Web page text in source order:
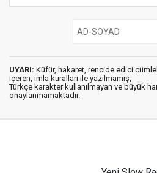
UYARI: Küfür, hakaret, rencide edici
içeren, imla kuralları ile yazılmamış,
Türkçe karakter kullanılmayan ve büyük
onaylanmamaktadır.